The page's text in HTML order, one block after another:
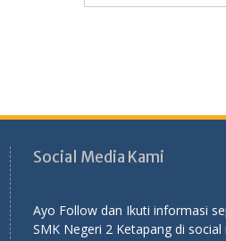
Social Media Kami
Ayo Follow dan Ikuti informasi
SMK Negeri 2 Ketapang di social